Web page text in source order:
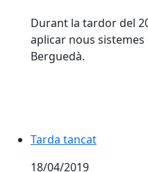
Durant la tardor del
aplicar nous
Berguedà.
Tarda tancat
18/04/2019